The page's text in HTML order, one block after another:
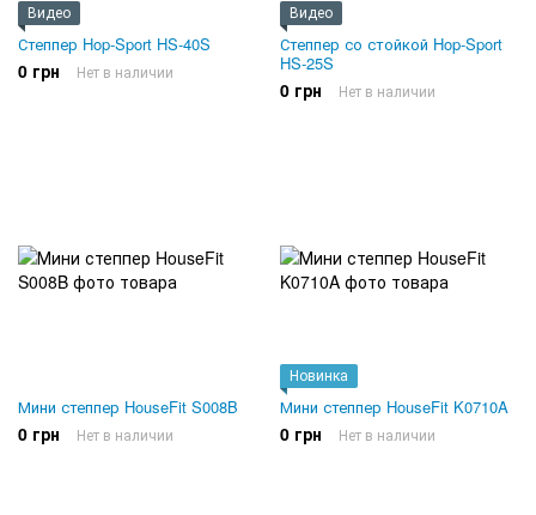
Видео
Степпер Hop-Sport HS-40S
0 грн Нет в наличии
Видео
Степпер со стойкой Hop-Sport
HS-25S
0 грн Нет в наличии
Мини степпер HouseFit S008B
0 грн Нет в наличии
Новинка
Мини степпер HouseFit K0710A
0 грн Нет в наличии